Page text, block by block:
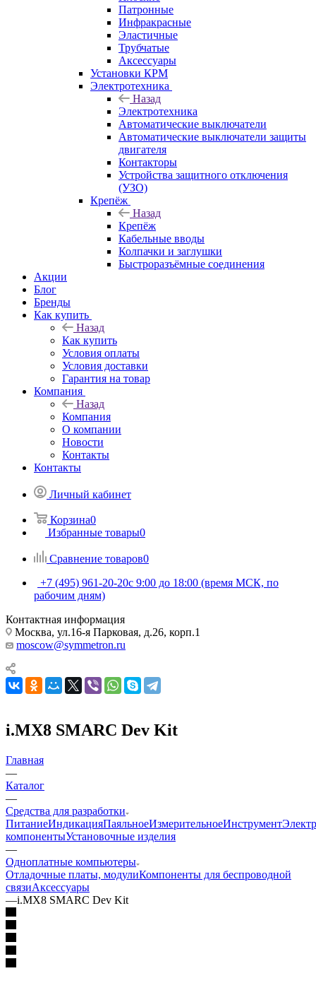
Патронные
Инфракрасные
Эластичные
Трубчатые
Аксессуары
Установки КРМ
Электротехника
Назад
Электротехника
Автоматические выключатели
Автоматические выключатели защиты
двигателя
Контакторы
Устройства защитного отключения
(УЗО)
Крепёж
Назад
Крепёж
Кабельные вводы
Колпачки и заглушки
Быстроразъёмные соединения
Акции
Блог
Бренды
Как купить
Назад
Как купить
Условия оплаты
Условия доставки
Гарантия на товар
Компания
Назад
Компания
О компании
Новости
Контакты
Контакты
Личный кабинет
Корзина0
Избранные товары0
Сравнение товаров0
+7 (495) 961-20-20с 9:00 до 18:00 (время МСК, по
рабочим дням)
Контактная информация
Москва, ул.16-я Парковая, д.26, корп.1
moscow@symmetron.ru
i.MX8 SMARC Dev Kit
Главная
—
Каталог
—
Средства для разработки
ПитаниеИндикацияПаяльноеИзмерительноеИнструмент
компонентыУстановочные изделия
—
Одноплатные компьютеры
Отладочные платы, модулиКомпоненты для беспроводной
связиАксессуары
—i.MX8 SMARC Dev Kit